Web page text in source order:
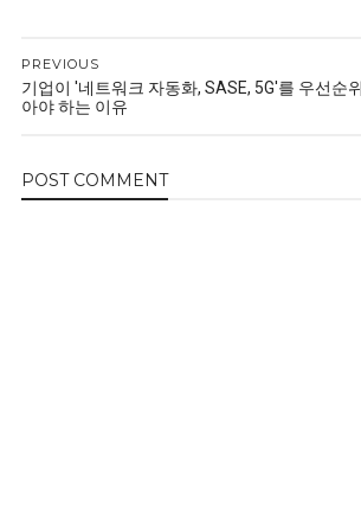
PREVIOUS
기업이 '네트워크 자동화, SASE, 5G'를 우선순
아야 하는 이유
POST COMMENT